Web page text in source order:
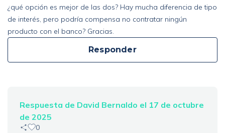
¿qué opción es mejor de las dos? Hay mucha diferencia de tipo
de interés, pero podría compensa no contratar ningún
producto con el banco? Gracias.
Responder
Respuesta de David Bernaldo el 17 de octubre
de 2025
0